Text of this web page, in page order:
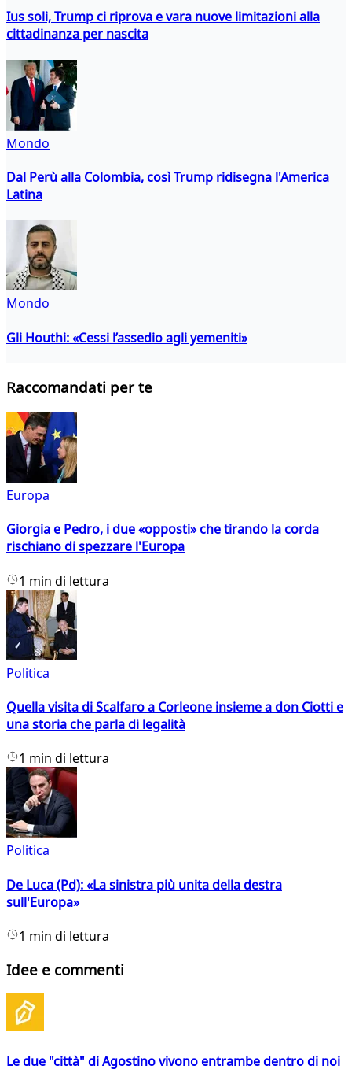
Ius soli, Trump ci riprova e vara nuove limitazioni alla
cittadinanza per nascita
Mondo
Dal Perù alla Colombia, così Trump ridisegna l'America
Latina
Mondo
Gli Houthi: «Cessi l’assedio agli yemeniti»
Raccomandati per te
Europa
Giorgia e Pedro, i due «opposti» che tirando la corda
rischiano di spezzare l'Europa
1 min di lettura
Politica
Quella visita di Scalfaro a Corleone insieme a don Ciotti e
una storia che parla di legalità
1 min di lettura
Politica
De Luca (Pd): «La sinistra più unita della destra
sull'Europa»
1 min di lettura
Idee e commenti
Le due "città" di Agostino vivono entrambe dentro di noi